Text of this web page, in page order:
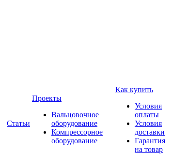
Статьи
Проекты
Вальцовочное
оборудование
Компрессорное
оборудование
Как купить
Условия
оплаты
Условия
доставки
Гарантия
на товар